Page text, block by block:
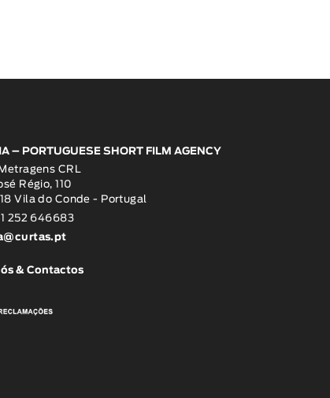
– PORTUGUESE SHORT FILM AGENCY
CRL
Régio, 110
Vila do Conde - Portugal
252 646683
& Contactos